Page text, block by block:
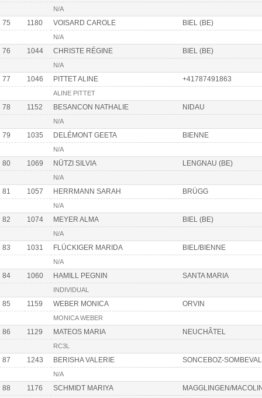
N/A
75 1180 VOISARD CAROLE BIEL (BE)
N/A
76 1044 CHRISTE RÉGINE BIEL (BE)
N/A
77 1046 PITTET ALINE +41787491863
ALINE PITTET
78 1152 BESANCON NATHALIE NIDAU
N/A
79 1035 DELÉMONT GEETA BIENNE
N/A
80 1069 NÜTZI SILVIA LENGNAU (BE)
N/A
81 1057 HERRMANN SARAH BRÜGG
N/A
82 1074 MEYER ALMA BIEL (BE)
N/A
83 1031 FLÜCKIGER MARIDA BIEL/BIENNE
N/A
84 1060 HAMILL PEGNIN SANTA MARIA
INDIVIDUAL
85 1159 WEBER MONICA ORVIN
MONICA WEBER
86 1129 MATEOS MARIA NEUCHÂTEL
RC3L
87 1243 BERISHA VALERIE SONCEBOZ-SOMBEVAL
N/A
88 1176 SCHMIDT MARIYA MAGGLINGEN/